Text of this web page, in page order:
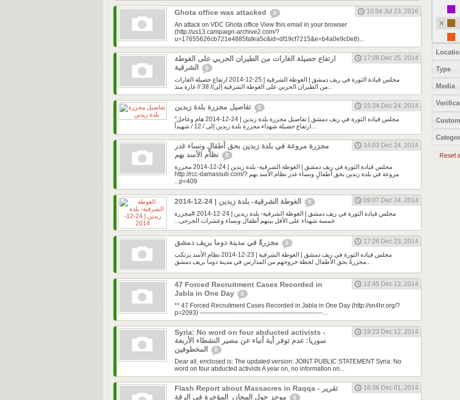
Ghota office was attacked 0
10:54 Jul 23, 2016
An attack on VDC Ghota office View this email in your browser
(http://us13.campaign-archive2.com/?
u=17655626cb721e4885fafea5c&id=df19cf7215&e=b4a0e9c0e8)...
ارتفاع حصيلة الغارات من الطيران الحربي على الغوطة
0
17:06 Dec 25, 2014
مجلس قيادة الثورة في ريف دمشق | الغوطة الشرقية | 25-12-2014 ارتفاع حصيلة الغارات
من الطيران الحربي على الغوطة الشرقية إلى// 38 // غارة منذ...
0
15:34 Dec 24, 2014
مجلس قيادة الثورة في ريف دمشق | تفاصيل مجزرة بلدة زبدين | 24-12-2014 هام وعاجل"
ارتفاع حصيلة شهداء مجزرة بلدة زبدين إلى / 12 / شهيداً...
مجزرة مروعة في بلدة زبدين بحق أطفالٍ ونساء غدر
0
14:03 Dec 24, 2014
‫مجلس قيادة الثورة في ريف دمشق | الغوطة الشرقية- بلدة زبدين | 24-12-2014 مجزرة
مروعة في بلدة زبدين بحق أطفالٍ ونساء غدر نظام الأسد بهم http://rcc-damassub.com/?
p=409...
0
09:07 Dec 24, 2014
خمسة شهداء على الأقل بينهم أطفال ونساء وعشرات الجرحى...
0
17:26 Dec 23, 2014
مجلس قيادة الثورة في ريف دمشق | الغوطة الشرقية | 23-12-2014 نظام الأسد يرتكب
مجزرةً بحق الأطفال لحظة خروجهم من المدارس في مدينة دوما بريف دمشق...
47 Forced Recruitment Cases Recorded in
Jabla in One Day
0
12:45 Dec 13, 2014
** 47 Forced Recruitment Cases Recorded in Jabla in One Day (http://sn4hr.org/?
p=2093) ------------------------------------------------------------...
Syria: No word on four abducted activists -
سوريا: عدم توفر أية أنباء عن مصير النشطاء الأربعة
0
19:23 Dec 12, 2014
Dear all, enclosed is: The updated version: JOINT PUBLIC STATEMENT Syria: No
word on four abducted activists A year on, no information on...
Flash Report about Massacres in Raqqa - تقرير
0
16:36 Dec 01, 2014
Type
Media
Reset